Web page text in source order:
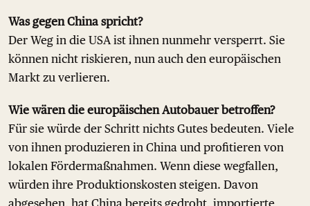
Was gegen China spricht?
Der Weg in die USA ist ihnen nunmehr versperrt. Sie
können nicht riskieren, nun auch den europäischen
Markt zu verlieren.
Wie wären die europäischen Autobauer betroffen?
Für sie würde der Schritt nichts Gutes bedeuten. Viele
von ihnen produzieren in China und profitieren von
lokalen Fördermaßnahmen. Wenn diese wegfallen,
würden ihre Produktionskosten steigen. Davon